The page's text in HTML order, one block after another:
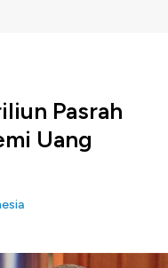
Pasrah
Uang